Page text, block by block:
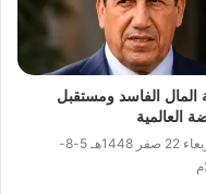
المال الفاسد ومستقبل
العالمية
الأربعاء 22 صفر 1448هـ 5-8-